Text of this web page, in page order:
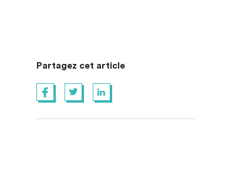
Partagez cet article